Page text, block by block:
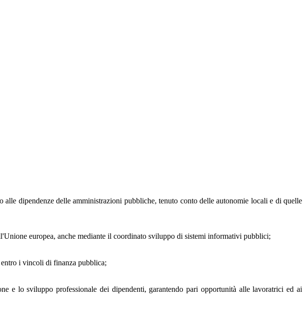
dipendenze delle amministrazioni pubbliche, tenuto conto delle autonomie locali e di quelle
europea, anche mediante il coordinato sviluppo di sistemi informativi pubblici;
i vincoli di finanza pubblica;
e lo sviluppo professionale dei dipendenti, garantendo pari opportunità alle lavoratrici ed ai